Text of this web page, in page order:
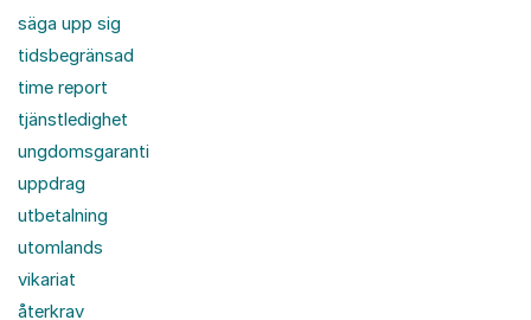
säga upp sig
tidsbegränsad
time report
tjänstledighet
ungdomsgaranti
uppdrag
utbetalning
utomlands
vikariat
återkrav